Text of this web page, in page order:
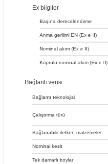
Ex bilgiler
Başına derecelendirme
Anma gerilimi EN (Ex e II)
Nominal akım (Ex e II)
Köprülü nominal akım (Ex e II)
Bağlantı verisi
Bağlantı teknolojisi
Çalıştırma türü
Bağlanabilir iletken malzemeler
Nominal kesit
Tek damarlı boylar